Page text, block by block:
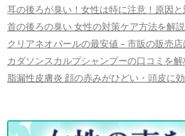
耳の後ろが臭い！女性は特に注意！原因
首の後ろの臭い 女性の対策ケア方法を解説
クリアネオパールの最安値 – 市販の販売店
カダソンスカルプシャンプーの口コミを
脂漏性皮膚炎 顔の赤みがひどい・頭皮に